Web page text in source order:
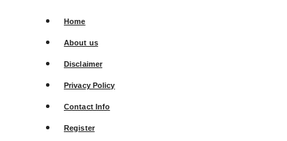
Home
About us
Disclaimer
Privacy Policy
Contact Info
Register